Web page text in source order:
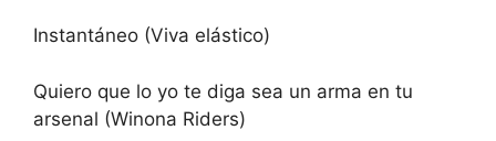
Instantáneo (Viva elástico)
Quiero que lo yo te diga sea un arma en tu
arsenal (Winona Riders)